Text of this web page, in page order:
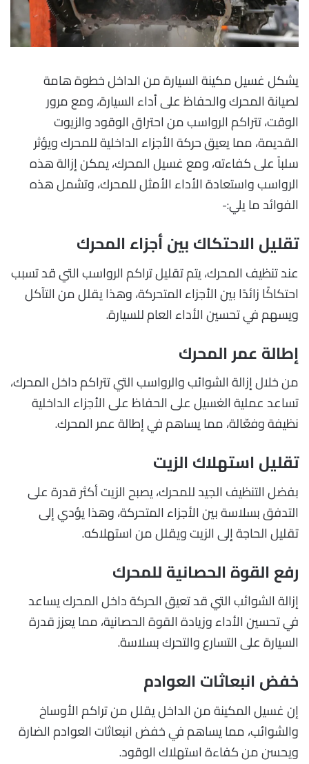
يشكل غسيل مكينة السيارة من الداخل خطوة هامة
لصيانة المحرك والحفاظ على أداء السيارة، ومع مرور
الوقت، تتراكم الرواسب من احتراق الوقود والزيوت
القديمة، مما يعيق حركة الأجزاء الداخلية للمحرك ويؤثر
سلباً على كفاءته، ومع غسيل المحرك، يمكن إزالة هذه
الرواسب واستعادة الأداء الأمثل للمحرك، وتشمل هذه
الفوائد ما يلي:-
تقليل الاحتكاك بين أجزاء المحرك
عند تنظيف المحرك، يتم تقليل تراكم الرواسب التي قد تسبب
احتكاكًا زائدًا بين الأجزاء المتحركة، وهذا يقلل من التآكل
ويسهم في تحسين الأداء العام للسيارة.
إطالة عمر المحرك
من خلال إزالة الشوائب والرواسب التي تتراكم داخل المحرك،
تساعد عملية الغسيل على الحفاظ على الأجزاء الداخلية
نظيفة وفعّالة، مما يساهم في إطالة عمر المحرك.
تقليل استهلاك الزيت
بفضل التنظيف الجيد للمحرك، يصبح الزيت أكثر قدرة على
التدفق بسلاسة بين الأجزاء المتحركة، وهذا يؤدي إلى
تقليل الحاجة إلى الزيت ويقلل من استهلاكه.
رفع القوة الحصانية للمحرك
إزالة الشوائب التي قد تعيق الحركة داخل المحرك يساعد
في تحسين الأداء وزيادة القوة الحصانية، مما يعزز قدرة
السيارة على التسارع والتحرك بسلاسة.
خفض انبعاثات العوادم
إن غسيل المكينة من الداخل يقلل من تراكم الأوساخ
والشوائب، مما يساهم في خفض انبعاثات العوادم الضارة
ويحسن من كفاءة استهلاك الوقود.